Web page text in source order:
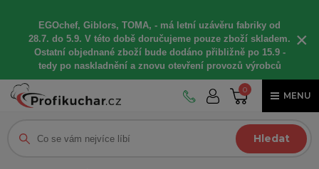
EGOchef, Giblors, TOMA, - má letní uzávěru fabriky od
28.7. do 5.9. V této době doručujeme pouze zboží skladem.
Ostatní objednané zboží bude dodáno přibližně po 15.9 -
tedy po naskladnění a znovu otevření provozů výrobců
×
0
MENU
Hledat